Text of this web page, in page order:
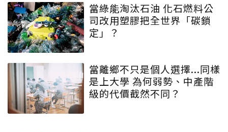
當綠能淘汰石油 化石燃料公
司改用塑膠把全世界「碳鎖
定」？
當離鄉不只是個人選擇...同樣
是上大學 為何弱勢、中產階
級的代價截然不同？